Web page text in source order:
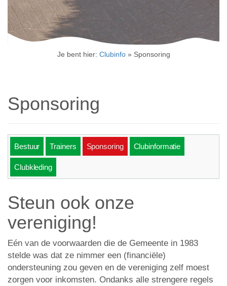
Je bent hier: Clubinfo » Sponsoring
Sponsoring
Bestuur Trainers Sponsoring Clubinformatie
Clubkleding
Steun ook onze
vereniging!
Eén van de voorwaarden die de Gemeente in 1983
stelde was dat ze nimmer een (financiële)
ondersteuning zou geven en de vereniging zelf moest
zorgen voor inkomsten. Ondanks alle strengere regels